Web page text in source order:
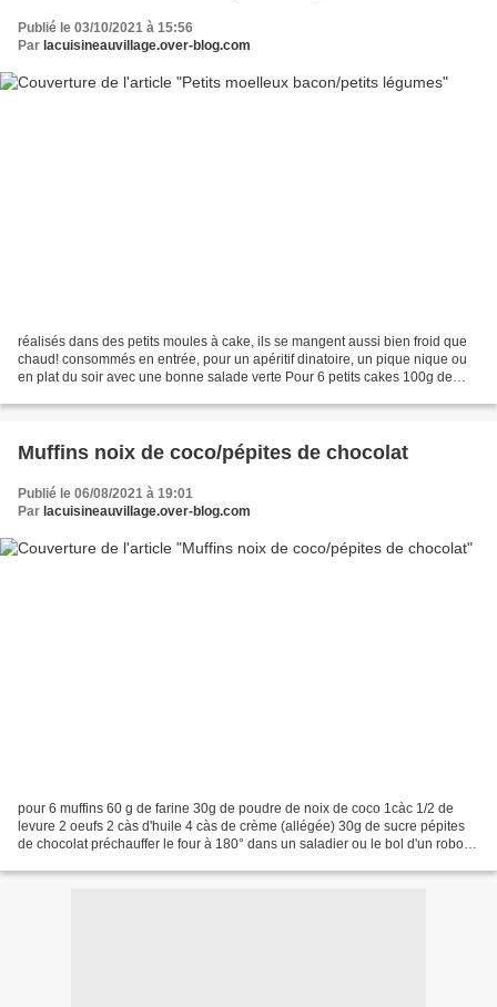
Publié le 03/10/2021 à 15:56
Par lacuisineauvillage.over-blog.com
réalisés dans des petits moules à cake, ils se mangent aussi bien froid que
chaud! consommés en entrée, pour un apéritif dinatoire, un pique nique ou
en plat du soir avec une bonne salade verte Pour 6 petits cakes 100g de
Muffins noix de coco/pépites de chocolat
Publié le 06/08/2021 à 19:01
Par lacuisineauvillage.over-blog.com
pour 6 muffins 60 g de farine 30g de poudre de noix de coco 1càc 1/2 de
levure 2 oeufs 2 càs d'huile 4 càs de crème (allégée) 30g de sucre pépites
de chocolat préchauffer le four à 180° dans un saladier ou le bol d'un robot